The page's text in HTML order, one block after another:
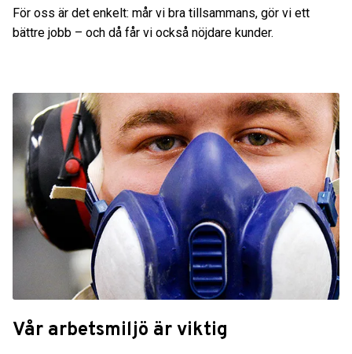
För oss är det enkelt: mår vi bra tillsammans, gör vi ett
bättre jobb – och då får vi också nöjdare kunder.
Vår arbetsmiljö är viktig